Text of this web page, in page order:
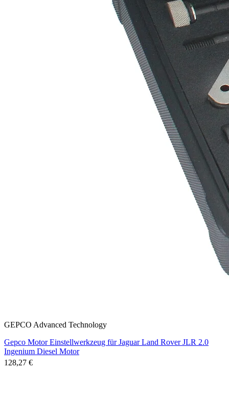
GEPCO Advanced Technology
Gepco Motor Einstellwerkzeug für Jaguar Land Rover JLR 2.0
Ingenium Diesel Motor
128,27 €